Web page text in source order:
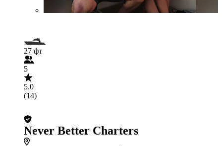
27 фт
5
5.0
(14)
Never Better Charters